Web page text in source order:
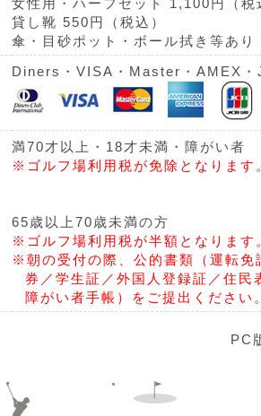
女性用・ハーフセット 1,100円（税
貸し靴 550円（税込）
傘・目砂ポット・ボール拭き等あり
Diners・VISA・Master・AMEX・
満70才以上・18才未満・障がい者
※ゴルフ場利用税が免除となります
65歳以上70歳未満の方
※ゴルフ場利用税が半額となります
※朝の受付の際、公的書類（運転免
券／学生証／外国人登録証／住民
障がい者手帳）をご提出ください。
PC